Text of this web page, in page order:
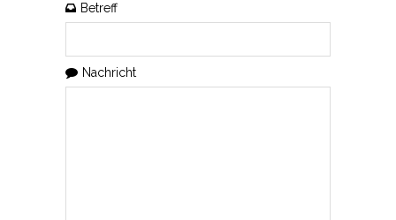
Betreff
Nachricht